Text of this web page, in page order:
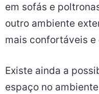
em sofás e
outro ambiente
mais confortáveis e
Existe ainda a
espaço no